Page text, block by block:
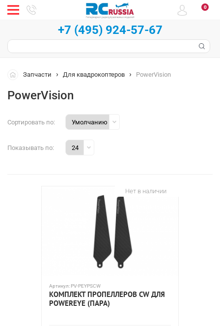
0
+7 (495) 924-57-67
Запчасти Для квадрокоптеров PowerVision
PowerVision
Сортировать по:
Показывать по:
Нет в наличии
Артикул: PV-PEYPSCW
КОМПЛЕКТ ПРОПЕЛЛЕРОВ CW ДЛЯ
POWEREYE (ПАРА)